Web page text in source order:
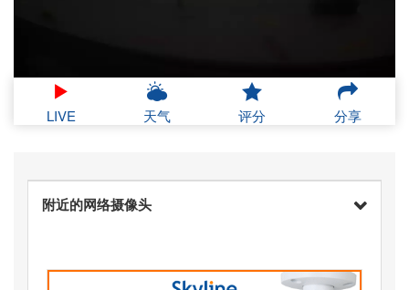
LIVE 天气 评分 分享
附近的网络摄像头